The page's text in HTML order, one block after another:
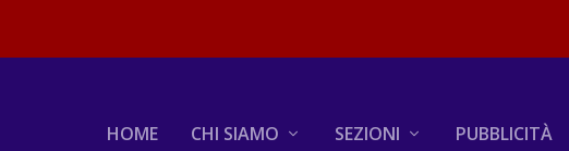
HOME CHI SIAMO SEZIONI PUBBLICITÀ